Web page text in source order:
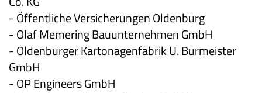
- Öffentliche Versicherungen Oldenburg
- Olaf Memering Bauunternehmen GmbH
- Oldenburger Kartonagenfabrik U. Burmeister
GmbH
- OP Engineers GmbH